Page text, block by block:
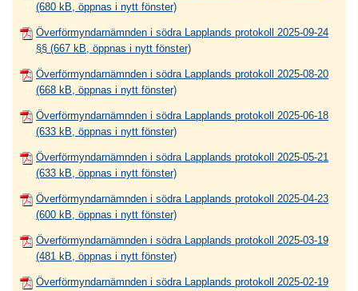
(680 kB, öppnas i nytt fönster)
Överförmyndarnämnden i södra Lapplands protokoll 2025-09-24
§§ (667 kB, öppnas i nytt fönster)
Överförmyndarnämnden i södra Lapplands protokoll 2025-08-20
(668 kB, öppnas i nytt fönster)
Överförmyndarnämnden i södra Lapplands protokoll 2025-06-18
(633 kB, öppnas i nytt fönster)
Överförmyndarnämnden i södra Lapplands protokoll 2025-05-21
(633 kB, öppnas i nytt fönster)
Överförmyndarnämnden i södra Lapplands protokoll 2025-04-23
(600 kB, öppnas i nytt fönster)
Överförmyndarnämnden i södra Lapplands protokoll 2025-03-19
(481 kB, öppnas i nytt fönster)
Överförmyndarnämnden i södra Lapplands protokoll 2025-02-19